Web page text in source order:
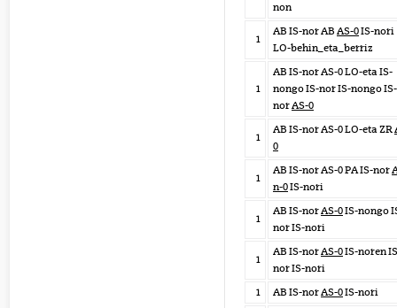
non
1
AB IS-nor AB AS-0IS-nori
LO-behin_eta_berriz
1
AB IS-nor AS-0 LO-eta IS-
nongo IS-nor IS-nongo IS-
norAS-0
1
AB IS-nor AS-0 LO-eta ZR
0
1
AB IS-nor AS-0 PA IS-nor
n-0IS-nori
1
AB IS-norAS-0IS-nongo
nor IS-nori
1
AB IS-norAS-0IS-noren
nor IS-nori
1
AB IS-norAS-0IS-nori